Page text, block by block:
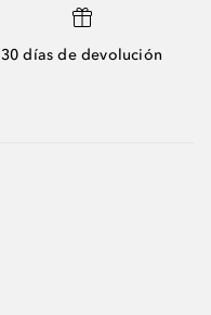
30 días de devolución